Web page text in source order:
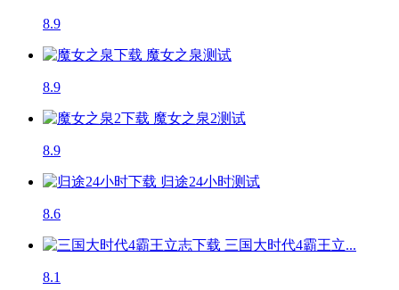
8.9
魔女之泉测试
8.9
魔女之泉2测试
8.9
归途24小时测试
8.6
三国大时代4霸王立...
8.1